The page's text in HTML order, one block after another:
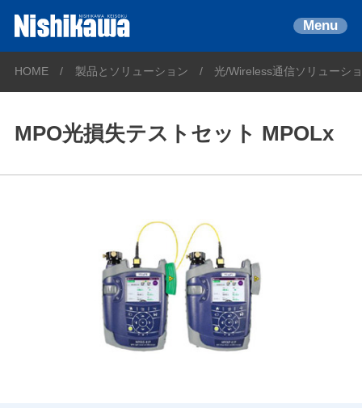
Menu
HOME 製品とソリューション 光/Wireless通信ソリューシ
MPO光損失テストセット MPOLx